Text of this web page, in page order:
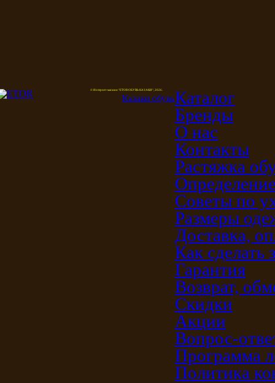
© Интернет-магазин "ETOR ОБУВЬ КАЗАКИ", 2026.
Казаки обувьКаталог
Бренды
О нас
Контакты
Растяжка
Советы по
Размеры
Доставка,
Как сделать
Гарантия
Возврат,
Скидки
Акции
Вопрос-
Программа
Политика